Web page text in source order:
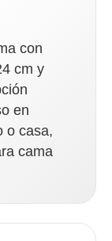
con
cm y
en
o casa,
cama